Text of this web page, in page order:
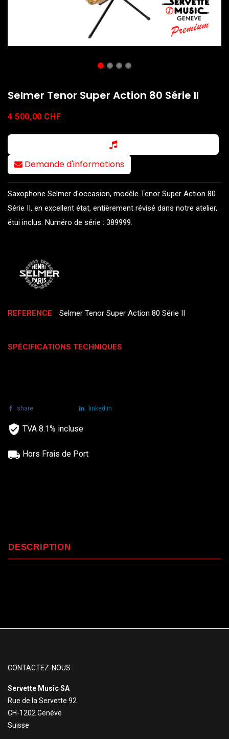
Selmer Tenor Super Action 80 Série II
4 500,00 CHF
Demande d'informations
Saxophone Selmer d'occasion, modèle Tenor Super Action 80
Série II, en excellent état, entièrement révisé dans notre atelier,
étui inclus. Numéro de série : 389999.
REFERENCE Selmer Tenor Super Action 80 Série II
SPÉCIFICATIONS TECHNIQUES
share linked in
TVA 8.1% incluse
Hors Frais de Port
DESCRIPTION
CONTACTEZ-NOUS
Servette Music SA
Rue de la Servette 92
CH-1202 Genève
Suisse